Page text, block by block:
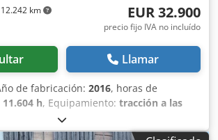
12.242 km EUR 32.900
precio fijo IVA no incluído
Llamar
de fabricación: 2016, horas de
11.604 h, Equipamiento: tracción a las
(Contacto · Teléfono · Móvil ·
de ruedas Case 921F 4x4 con